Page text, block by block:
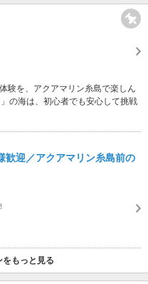
験を、アクアマリン糸島で楽しん
の海は、初心者でも安心して挑戦
歓迎／アクアマリン糸島前の
をもっと見る